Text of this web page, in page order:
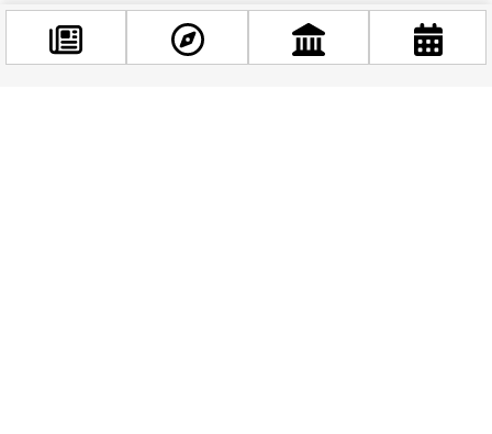
Középfölde vár. Gandalf már ott van. Te mire vársz?